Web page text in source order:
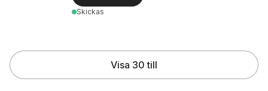
Skickas
Visa 30 till